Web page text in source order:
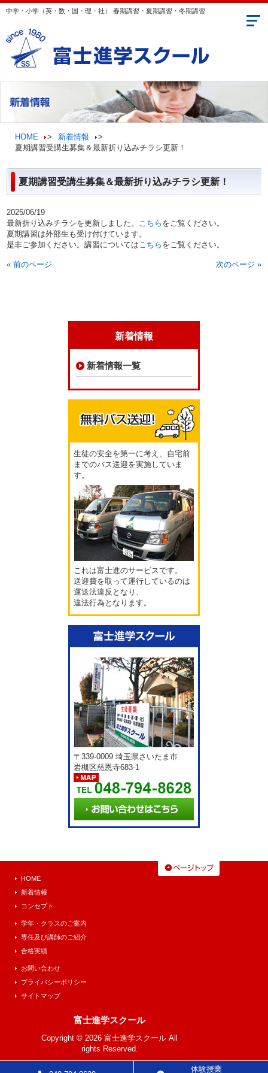
中学・小学（英・数・国・理・社） 春期講習・夏期講習・冬期講習
コンセプト
学年・クラス案内
講師のご紹介
合格実績・生徒の声
動画CM＆折込チラシ
HOME > 新着情報
>
夏期講習受講生募集＆最新折り込みチラシ更新！
夏期講習受講生募集＆最新折り込みチラシ更新！
2025/06/19
最新折り込みチラシを更新しました。 こちら をご覧ください。
夏期講習は外部生も受け付けています。
是非ご参加ください。講習についてはこちら をご覧ください。
« 前のページ 次のページ »
新着情報
新着情報一覧
生徒の安全を第一に考え、自宅前
までのバス送迎を実施していま
す。
これは富士進のサービスです。
送迎費を取って運行しているのは
運送法違反となり、
違法行為となります。
〒339-0009 埼玉県さいたま市
岩槻区慈恩寺683-1
体験授業
HOME
新着情報
コンセプト
学年・クラスのご案内
専任及び講師のご紹介
合格実績
お問い合わせ
プライバシーポリシー
サイトマップ
富士進学スクール
Copyright © 2026 富士進学スクール All
rights Reserved.